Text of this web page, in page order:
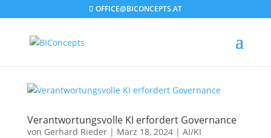
OFFICE@BICONCEPTS.AT
Verantwortungsvolle KI erfordert Governance
von Gerhard Rieder| März 18, 2024| AI/KI